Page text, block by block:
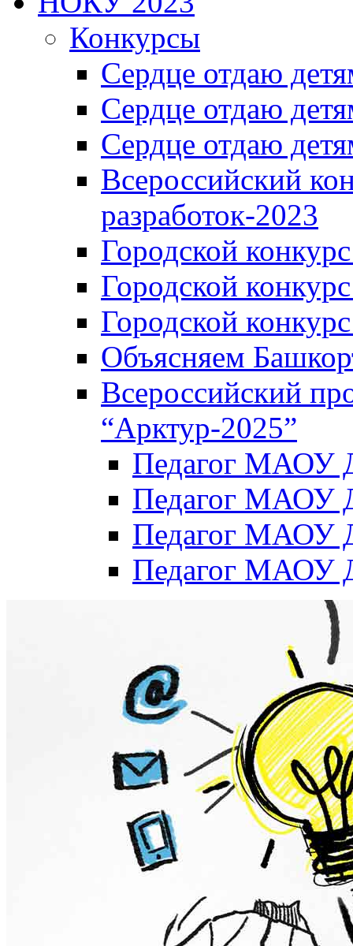
Конкурсы
Сердце отдаю
Сердце отдаю
Сердце отдаю
Всероссийский
разработок-2023
Городской
Городской
Городской
Объясняем
Всероссийский
“Арктур-2025”
Педагог МАОУ
Педагог МАОУ
Педагог МАОУ
Педагог МАОУ